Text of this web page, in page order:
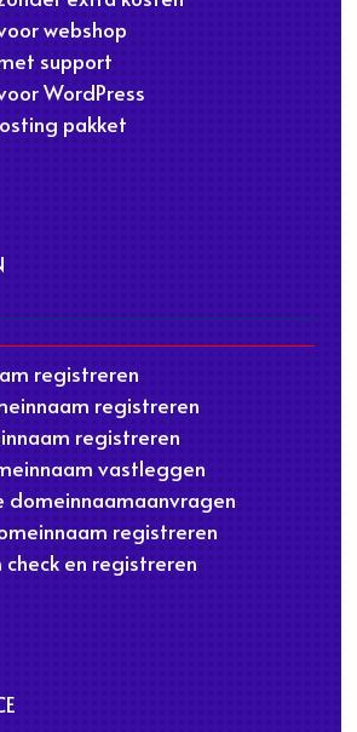
webshop
support
WordPress
pakket
registreren
registreren
registreren
vastleggen
domeinnaamaanvragen
registreren
check en registreren